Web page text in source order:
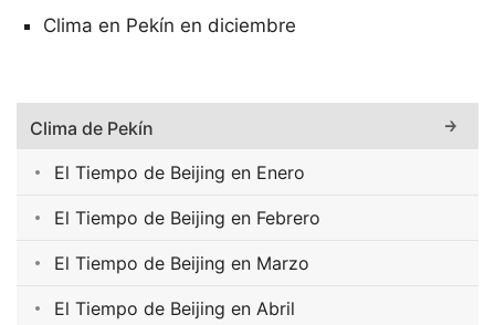
Clima en Pekín en diciembre
Clima de Pekín
El Tiempo de Beijing en Enero
El Tiempo de Beijing en Febrero
El Tiempo de Beijing en Marzo
El Tiempo de Beijing en Abril